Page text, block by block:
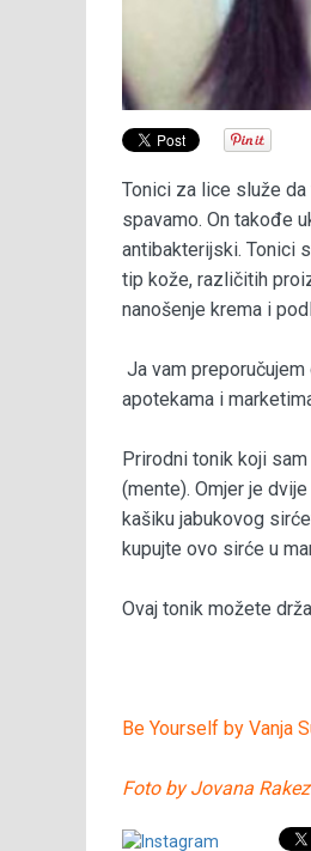
Tonici za lice služe
spavamo. On takođe
antibakterijski. Tonici
tip kože, različitih
nanošenje krema i
Ja vam
apotekama i
Prirodni tonik koji
(mente). Omjer je
kašiku jabukovog
kupujte ovo sirće u
Ovaj tonik možete
Be Yourself by Vanja
Foto by Jovana